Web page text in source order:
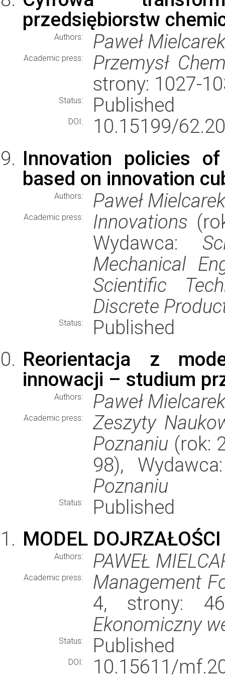
przedsiębiorstw
Authors: Paweł Mielcarek
Academic press:
Przemysł
strony: 1027-
Status: Published
DOI:
10.15199/
Innovation policies
based on innovation
Authors: Paweł Mielcarek
Academic press: Innovations
Wydawca:
Mechanical
Scientific
Discrete
Status:
Published
Reorientacja z
innowacji – studium
Authors: Paweł Mielcarek
Academic press:
Zeszyty
Poznaniu (rok:
98),
Poznaniu
Status:
Published
MODEL
Authors: PAWEŁ
Academic press:
Management
4, strony:
Ekonomiczny
Status: Published
DOI:
10.15611/